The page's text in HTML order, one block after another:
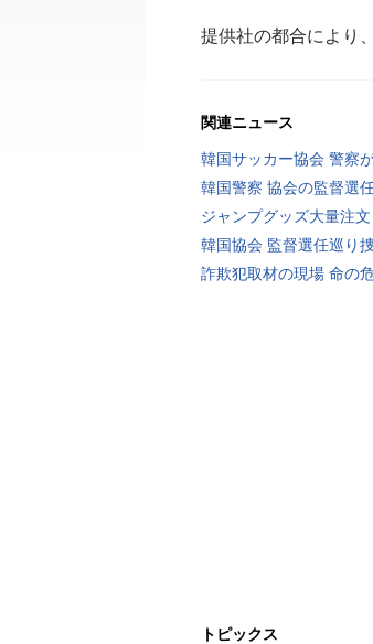
提供社の都合により
関連ニュース
韓国サッカー協会 警察
韓国警察 協会の監督選
ジャンプグッズ大量注
韓国協会 監督選任巡り
詐欺犯取材の現場 命の
トピックス